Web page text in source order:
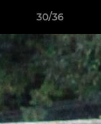
30/36